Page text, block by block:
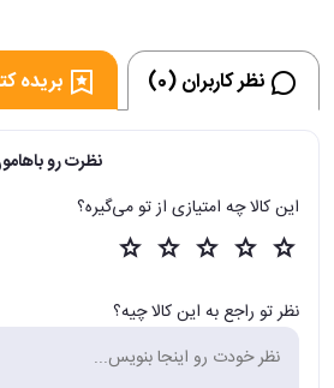
نظر کاربران (0) بریده
نظرت رو
این کالا چه امتیازی از تو می‌گیره؟
نظر تو راجع به این کالا چیه؟